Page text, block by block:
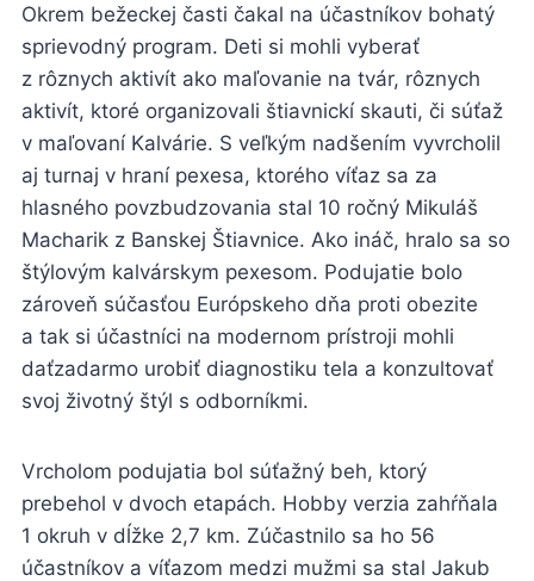
Okrem bežeckej časti čakal na účastníkov bohatý
sprievodný program. Deti si mohli vyberať
z rôznych aktivít ako maľovanie na tvár, rôznych
aktivít, ktoré organizovali štiavnickí skauti, či súťaž
v maľovaní Kalvárie. S veľkým nadšením vyvrcholil
aj turnaj v hraní pexesa, ktorého víťaz sa za
hlasného povzbudzovania stal 10 ročný Mikuláš
Macharik z Banskej Štiavnice. Ako ináč, hralo sa so
štýlovým kalvárskym pexesom. Podujatie bolo
zároveň súčasťou Európskeho dňa proti obezite
a tak si účastníci na modernom prístroji mohli
daťzadarmo urobiť diagnostiku tela a konzultovať
svoj životný štýl s odborníkmi.
Vrcholom podujatia bol súťažný beh, ktorý
prebehol v dvoch etapách. Hobby verzia zahŕňala
1 okruh v dĺžke 2,7 km. Zúčastnilo sa ho 56
účastníkov a víťazom medzi mužmi sa stal Jakub